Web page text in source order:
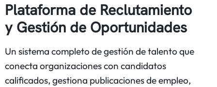
Plataforma de Reclutamiento
y Gestión de Oportunidades
Un sistema completo de gestión de talento que
conecta organizaciones con candidatos
calificados, gestiona publicaciones de empleo,